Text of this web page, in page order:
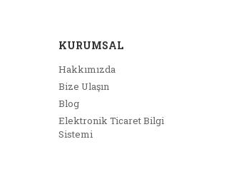
KURUMSAL
Hakkımızda
Bize Ulaşın
Blog
Elektronik Ticaret Bilgi
Sistemi